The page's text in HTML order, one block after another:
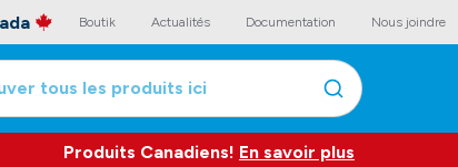
Boutik Actualités Documentation Nous joindre
tous les produits ici
Produits Canadiens! En savoir plus